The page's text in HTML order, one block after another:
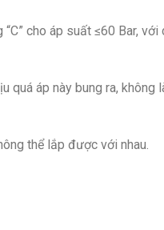
cho áp suất ≤60 Bar,
áp này bung ra, không
thể lắp được với nhau.